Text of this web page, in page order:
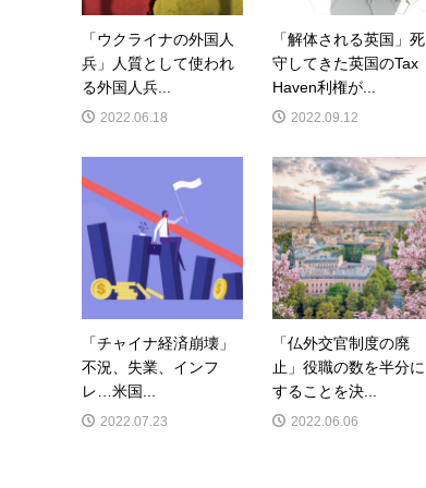
「ウクライナの外国人
兵」人質として使われ
る外国人兵...
2022.06.18
「解体される英国」死
守してきた英国のTax
Haven利権が...
2022.09.12
「チャイナ経済崩壊」
不況、失業、インフ
レ…米国...
2022.07.23
「仏外交官制度の廃
止」役職の数を半分に
することを決...
2022.06.06